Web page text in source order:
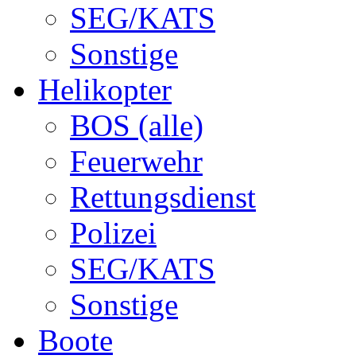
SEG/KATS
Sonstige
Helikopter
BOS (alle)
Feuerwehr
Rettungsdienst
Polizei
SEG/KATS
Sonstige
Boote